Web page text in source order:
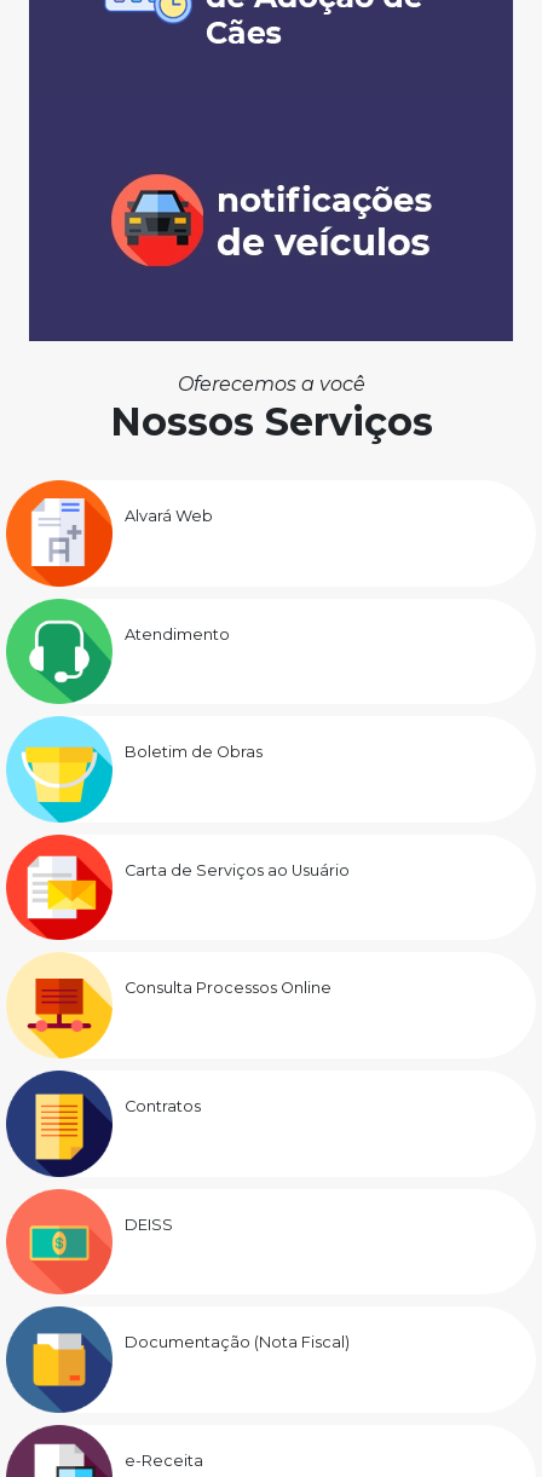
Oferecemos a você
Nossos Serviços
Alvará Web
Atendimento
Boletim de Obras
Carta de Serviços ao Usuário
Consulta Processos Online
Contratos
DEISS
Documentação (Nota Fiscal)
e-Receita